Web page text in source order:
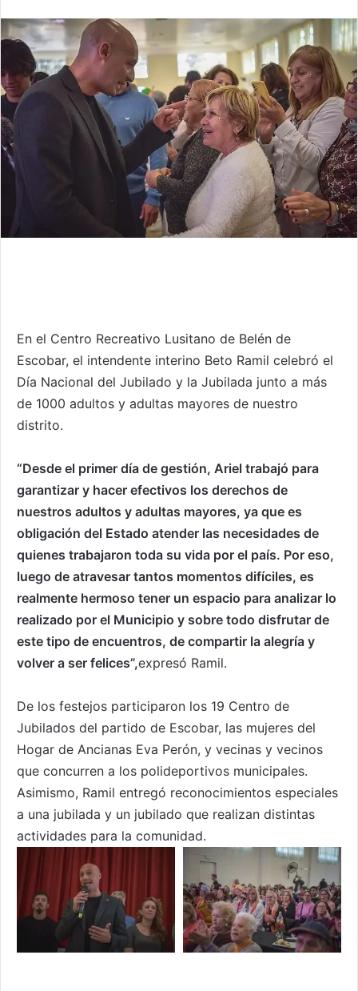
En el Centro Recreativo Lusitano de Belén de
Escobar, el intendente interino Beto Ramil celebró el
Día Nacional del Jubilado y la Jubilada junto a más
de 1000 adultos y adultas mayores de nuestro
distrito.
“Desde el primer día de gestión, Ariel trabajó para
garantizar y hacer efectivos los derechos de
nuestros adultos y adultas mayores, ya que es
obligación del Estado atender las necesidades de
quienes trabajaron toda su vida por el país. Por eso,
luego de atravesar tantos momentos difíciles, es
realmente hermoso tener un espacio para analizar lo
realizado por el Municipio y sobre todo disfrutar de
este tipo de encuentros, de compartir la alegría y
volver a ser felices”,expresó Ramil.
De los festejos participaron los 19 Centro de
Jubilados del partido de Escobar, las mujeres del
Hogar de Ancianas Eva Perón, y vecinas y vecinos
que concurren a los polideportivos municipales.
Asimismo, Ramil entregó reconocimientos especiales
a una jubilada y un jubilado que realizan distintas
actividades para la comunidad.